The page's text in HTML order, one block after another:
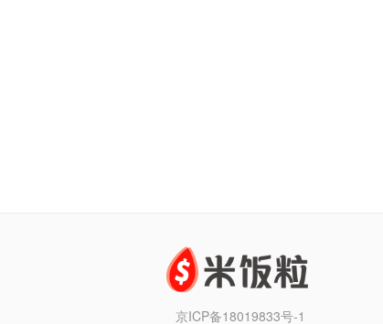
京ICP备18019833号-1